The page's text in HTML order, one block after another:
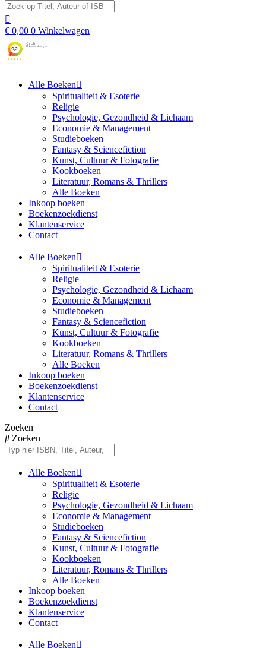
€ 0,00 0 Winkelwagen
Alle Boeken
Spiritualiteit & Esoterie
Religie
Psychologie, Gezondheid & Lichaam
Economie & Management
Studieboeken
Fantasy & Sciencefiction
Kunst, Cultuur & Fotografie
Kookboeken
Literatuur, Romans & Thrillers
Alle Boeken
Inkoop boeken
Boekenzoekdienst
Klantenservice
Contact
Alle Boeken
Spiritualiteit & Esoterie
Religie
Psychologie, Gezondheid & Lichaam
Economie & Management
Studieboeken
Fantasy & Sciencefiction
Kunst, Cultuur & Fotografie
Kookboeken
Literatuur, Romans & Thrillers
Alle Boeken
Inkoop boeken
Boekenzoekdienst
Klantenservice
Contact
Zoeken
Zoeken
Alle Boeken
Spiritualiteit & Esoterie
Religie
Psychologie, Gezondheid & Lichaam
Economie & Management
Studieboeken
Fantasy & Sciencefiction
Kunst, Cultuur & Fotografie
Kookboeken
Literatuur, Romans & Thrillers
Alle Boeken
Inkoop boeken
Boekenzoekdienst
Klantenservice
Contact
Alle Boeken